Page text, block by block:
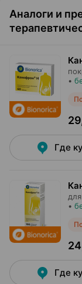
Аналоги и
•
Где
•
Где